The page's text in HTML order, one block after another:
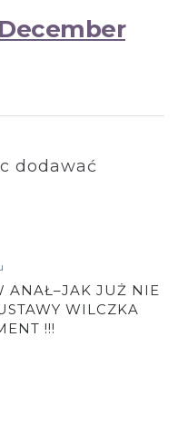
December
dodawać
ANAŁ–JAK JUŻ NIE
WILCZKA
!!!